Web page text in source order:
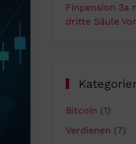
Finpension 3a
dritte Säule
Bitcoin (1)
Verdienen (7)